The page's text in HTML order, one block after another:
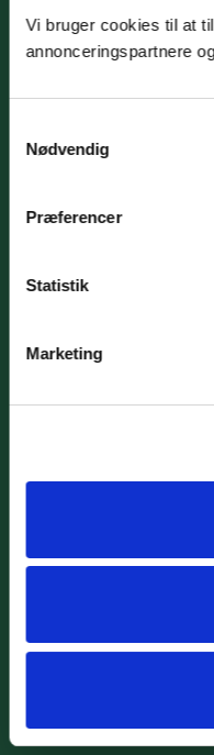
Vi bruger cookies til at
annonceringspartnere
Nødvendig
Præferencer
Statistik
Marketing